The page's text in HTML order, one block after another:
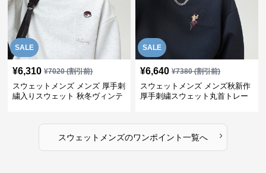
SALE
¥6,310 ¥7020(割引前)
スウェットメンズ メンズ 厚手刺
繍入りスウェット 秋冬ヴィンテ
SALE
¥6,640 ¥7380(割引前)
スウェットメンズ メンズ秋新作
厚手刺繍スウェット丸首トレー
スウェットメンズのワンポイント一覧へ ›